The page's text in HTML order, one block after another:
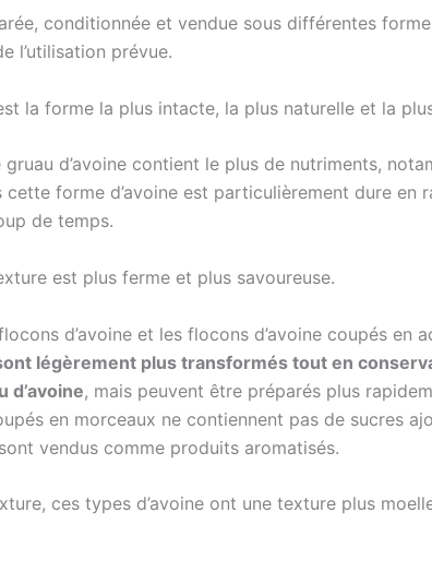
conditionnée et vendue sous différentes
l’utilisation prévue.
la forme la plus intacte, la plus naturelle et la
d’avoine contient le plus de nutriments,
cette forme d’avoine est particulièrement dure en
de temps.
est plus ferme et plus savoureuse.
d’avoine et les flocons d’avoine coupés en
légèrement plus transformés tout en
d’avoine, mais peuvent être préparés plus
en morceaux ne contiennent pas de sucres
sont vendus comme produits aromatisés.
ces types d’avoine ont une texture plus